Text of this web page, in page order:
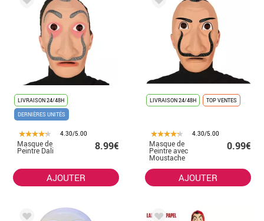
LIVRAISON 24/48H
DERNIÈRES UNITÉS
4.30/5.00
Masque de
Peintre Dali 8.99€
AJOUTER
LIVRAISON 24/48H TOP VENTES
4.30/5.00
Masque de
Peintre avec
Moustache
0.99€
AJOUTER